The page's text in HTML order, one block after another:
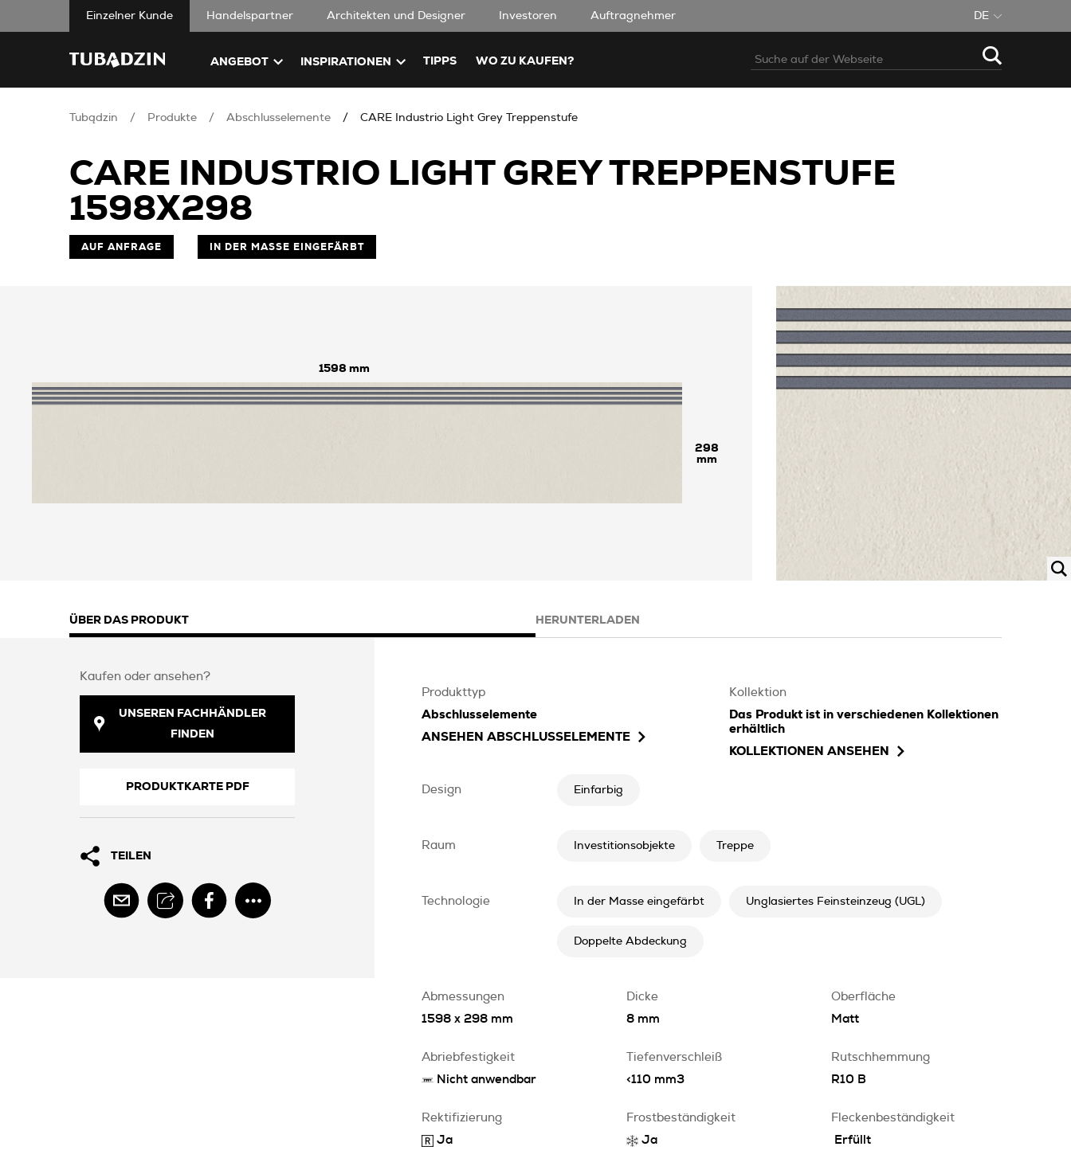
Einzelner Kunde Handelspartner Architekten und Designer Investoren Auftragnehmer DE
ANGEBOT INSPIRATIONEN TIPPS WO ZU KAUFEN?
Tubądzin Produkte Abschlusselemente CARE Industrio Light Grey Treppenstufe
CARE INDUSTRIO LIGHT GREY TREPPENSTUFE
1598X298
AUF ANFRAGE IN DER MASSE EINGEFÄRBT
1598
298
ÜBER DAS PRODUKT HERUNTERLADEN
Kaufen oder ansehen?
UNSEREN FACHHÄNDLER
FINDEN
PRODUKTKARTE PDF
TEILEN
Produkttyp
Abschlusselemente
ANSEHEN ABSCHLUSSELEMENTE
Kollektion
Das Produkt ist in verschiedenen Kollektionen
erhältlich
KOLLEKTIONEN ANSEHEN
Design Einfarbig
Raum Investitionsobjekte Treppe
Technologie In der Masse eingefärbt Unglasiertes Feinsteinzeug (UGL)
Doppelte Abdeckung
Abmessungen
1598 x 298 mm
Dicke
8 mm
Oberfläche
Matt
Abriebfestigkeit
Nicht anwendbar
Tiefenverschleiß
<110 mm3
Rutschhemmung
R10 B
Rektifizierung
Ja
Frostbeständigkeit
Ja
Fleckenbeständigkeit
Erfüllt